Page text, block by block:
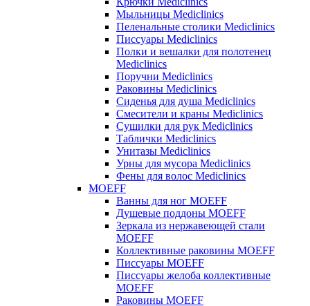
Мыльницы Mediclinics
Пеленальные столики Mediclinics
Писсуары Mediclinics
Полки и вешалки для полотенец
Mediclinics
Поручни Mediclinics
Раковины Mediclinics
Сиденья для душа Mediclinics
Смесители и краны Mediclinics
Сушилки для рук Mediclinics
Таблички Mediclinics
Унитазы Mediclinics
Урны для мусора Mediclinics
Фены для волос Mediclinics
MOEFF
Ванны для ног MOEFF
Душевые поддоны MOEFF
Зеркала из нержавеющей стали
MOEFF
Коллективные раковины MOEFF
Писсуары MOEFF
Писсуары желоба коллективные
MOEFF
Раковины MOEFF